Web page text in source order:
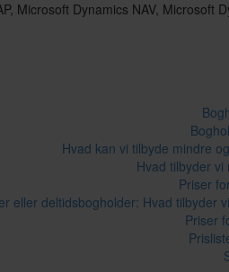
Microsoft Dynamics NAV, Microsoft
Hvad kan vi tilbyde mindre
Hvad tilbyder
Priser
eller deltidsbogholder: Hvad tilbyder
Priser